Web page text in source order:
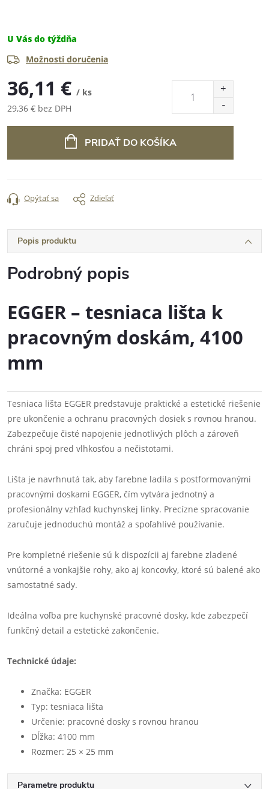
U Vás do týždňa
Možnosti doručenia
36,11 € / ks
29,36 € bez DPH
PRIDAŤ DO KOŠÍKA
Opýtať sa Zdieľať
Popis produktu
Podrobný popis
EGGER – tesniaca lišta k
pracovným doskám, 4100
mm
Tesniaca lišta EGGER predstavuje praktické a estetické riešenie
pre ukončenie a ochranu pracovných dosiek s rovnou hranou.
Zabezpečuje čisté napojenie jednotlivých plôch a zároveň
chráni spoj pred vlhkosťou a nečistotami.
Lišta je navrhnutá tak, aby farebne ladila s postformovanými
pracovnými doskami EGGER, čím vytvára jednotný a
profesionálny vzhľad kuchynskej linky. Precízne spracovanie
zaručuje jednoduchú montáž a spoľahlivé používanie.
Pre kompletné riešenie sú k dispozícii aj farebne zladené
vnútorné a vonkajšie rohy, ako aj koncovky, ktoré sú balené ako
samostatné sady.
Ideálna voľba pre kuchynské pracovné dosky, kde zabezpečí
funkčný detail a estetické zakončenie.
Technické údaje:
Značka: EGGER
Typ: tesniaca lišta
Určenie: pracovné dosky s rovnou hranou
Dĺžka: 4100 mm
Rozmer: 25 × 25 mm
Parametre produktu